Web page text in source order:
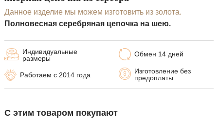
Данное изделие мы можем изготовить из золота.
Полновесная серебряная цепочка на шею.
Обмен 14 дней
Изготовление без
предоплаты
Индивидуальные
размеры
Работаем с 2014 года
С этим товаром покупают